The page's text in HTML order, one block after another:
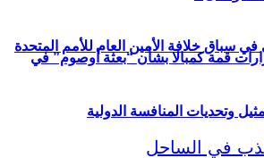
في سباق خلافة الأمين العام للأمم المتحدة
وتحديات المنافسة الدولية
قمة كمبالا بشأن “بعثة أوصوم” في